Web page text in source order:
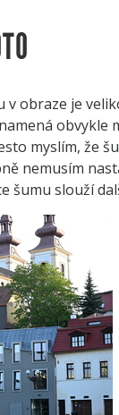
v obraze je
obvykle
myslím, že
nemusím
šumu slouží